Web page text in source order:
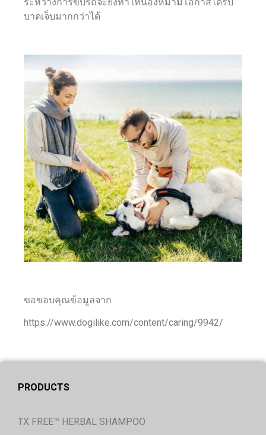
บาดเจ็บมากกว่าได้
ขอขอบคุณข้อมูลจาก
https://www.dogilike.com/content/caring/9942/
PRODUCTS
TX FREE™ HERBAL SHAMPOO